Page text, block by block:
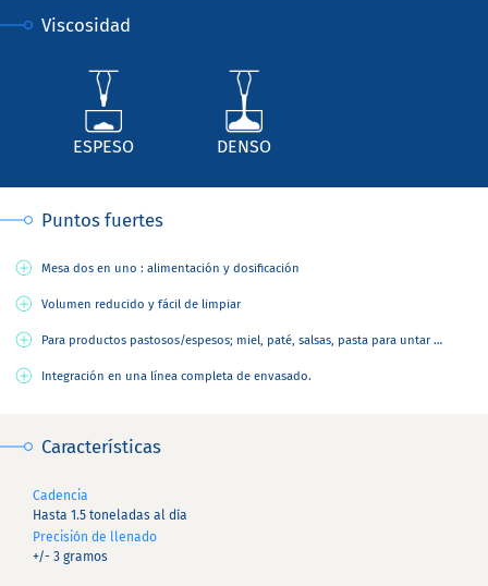
Viscosidad
ESPESO DENSO
Puntos fuertes
Mesa dos en uno : alimentación y dosificación
Volumen reducido y fácil de limpiar
Para productos pastosos/espesos; miel, paté, salsas, pasta para untar …
Integración en una línea completa de envasado.
Características
Cadencia
Hasta 1.5 toneladas al día
Precisión de llenado
+/- 3 gramos